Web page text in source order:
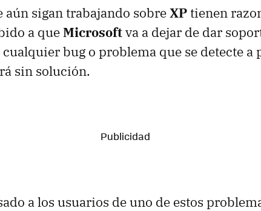
aún sigan trabajando sobreXP tienen
a queMicrosoftva a dejar de dar
bug o problema que se detecte a
sin solución.
a los usuarios de uno de estos